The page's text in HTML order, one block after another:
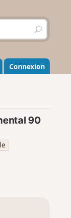
R
e
h
e
r
r
Connexion
90